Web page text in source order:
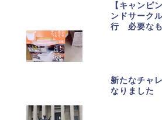
【キャンピ
ンドサーク
行 必要なも
新たなチャ
なりました